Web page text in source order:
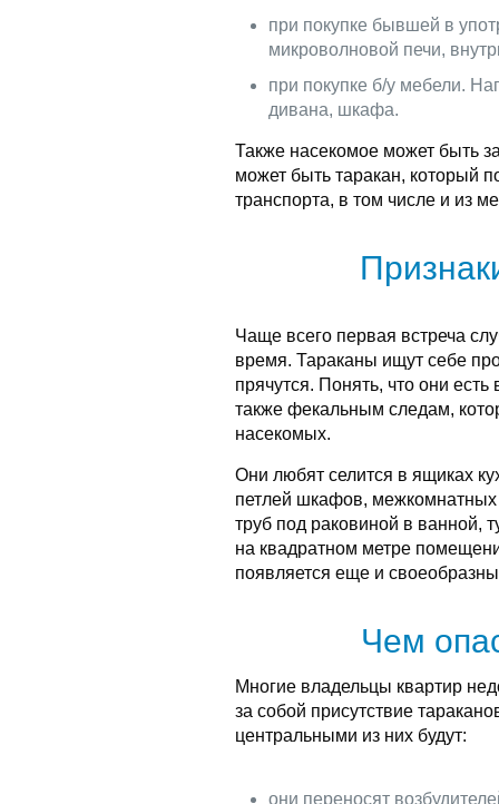
при покупке бывшей в
микроволновой печи,
при покупке б/у мебели.
дивана, шкафа.
Также насекомое может быть
может быть таракан, который
транспорта, в том числе и из
Чаще всего первая встреча
время. Тараканы ищут себе
прячутся. Понять, что они
также фекальным следам,
насекомых.
Они любят селится в ящиках
петлей шкафов, межкомнатных
труб под раковиной в ванной,
на квадратном метре
появляется еще и
Чем
Многие владельцы квартир
за собой присутствие
центральными из них будут:
они переносят